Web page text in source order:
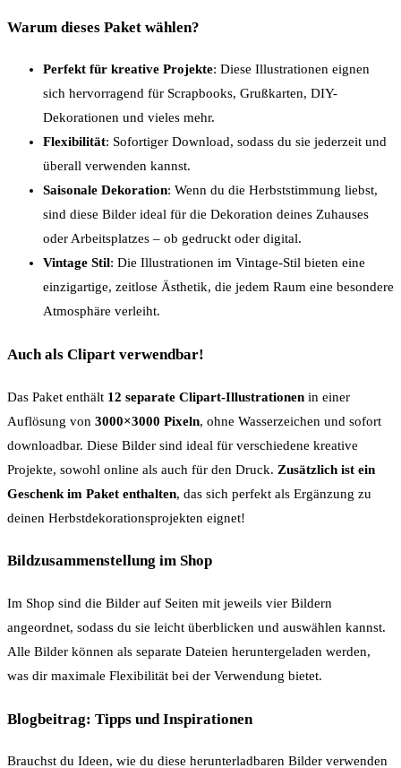
Warum dieses Paket wählen?
Perfekt für kreative Projekte: Diese Illustrationen eignen
sich hervorragend für Scrapbooks, Grußkarten, DIY-
Dekorationen und vieles mehr.
Flexibilität: Sofortiger Download, sodass du sie jederzeit und
überall verwenden kannst.
Saisonale Dekoration: Wenn du die Herbststimmung liebst,
sind diese Bilder ideal für die Dekoration deines Zuhauses
oder Arbeitsplatzes – ob gedruckt oder digital.
Vintage Stil: Die Illustrationen im Vintage-Stil bieten eine
einzigartige, zeitlose Ästhetik, die jedem Raum eine besondere
Atmosphäre verleiht.
Auch als Clipart verwendbar!
Das Paket enthält 12 separate Clipart-Illustrationen in einer
Auflösung von 3000×3000 Pixeln, ohne Wasserzeichen und sofort
downloadbar. Diese Bilder sind ideal für verschiedene kreative
Projekte, sowohl online als auch für den Druck. Zusätzlich ist ein
Geschenk im Paket enthalten, das sich perfekt als Ergänzung zu
deinen Herbstdekorationsprojekten eignet!
Bildzusammenstellung im Shop
Im Shop sind die Bilder auf Seiten mit jeweils vier Bildern
angeordnet, sodass du sie leicht überblicken und auswählen kannst.
Alle Bilder können als separate Dateien heruntergeladen werden,
was dir maximale Flexibilität bei der Verwendung bietet.
Blogbeitrag: Tipps und Inspirationen
Brauchst du Ideen, wie du diese herunterladbaren Bilder verwenden